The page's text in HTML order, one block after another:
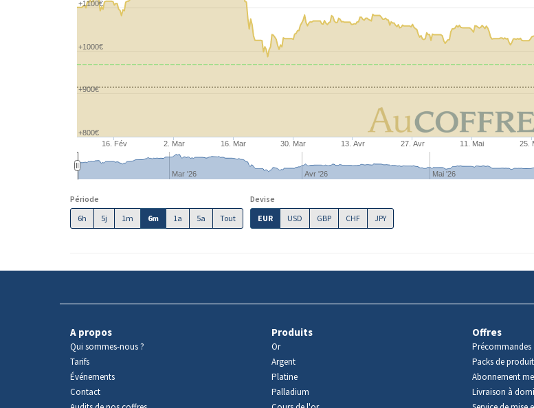
16. Fév 2. Mar 16. Mar 30. Mar 13. Avr 27. Avr 11. Mai 25.
Mar '26 Avr '26 Mai '26
+900€
+1000€
+1100€
+800€
Période
6h
5j 1m 6m 1a 5a Tout
Devise
EUR
USD GBP CHF JPY
A propos
Qui sommes-nous ?
Tarifs
Événements
Contact
Produits
Or
Argent
Platine
Palladium
Offres
Précommandes
Packs de
Abonnement
Livraison à